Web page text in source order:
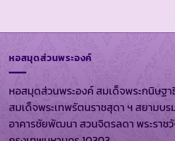
หอสมุดส่วนพระองค์
หอสมุดส่วนพระองค์ สมเด็จพระกนิษฐา
สมเด็จพระเทพรัตนราชสุดา ฯ สยามบร
อาคารชัยพัฒนา สวนจิตรลดา พระราช